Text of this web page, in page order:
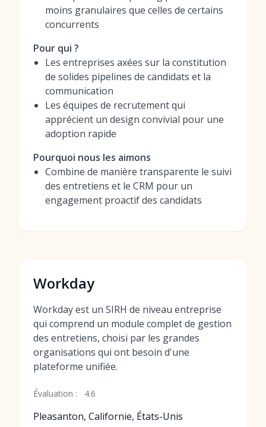
moins granulaires que celles de certains
concurrents
Pour qui ?
Les entreprises axées sur la constitution
de solides pipelines de candidats et la
communication
Les équipes de recrutement qui
apprécient un design convivial pour une
adoption rapide
Pourquoi nous les aimons
Combine de manière transparente le suivi
des entretiens et le CRM pour un
engagement proactif des candidats
Workday
Workday est un SIRH de niveau entreprise
qui comprend un module complet de gestion
des entretiens, choisi par les grandes
organisations qui ont besoin d'une
plateforme unifiée.
Évaluation : 4.6
Pleasanton, Californie, États-Unis